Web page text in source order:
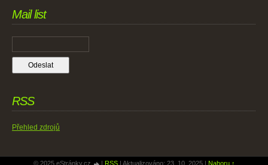
Mail list
RSS
Přehled zdrojů
© 2025 eStránky.cz | RSS| Aktualizováno: 23. 10. 2025| Nahoru ↑